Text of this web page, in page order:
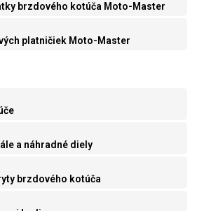
brzdového kotúča Moto-Master
platničiek Moto-Master
a náhradné diely
brzdového kotúča